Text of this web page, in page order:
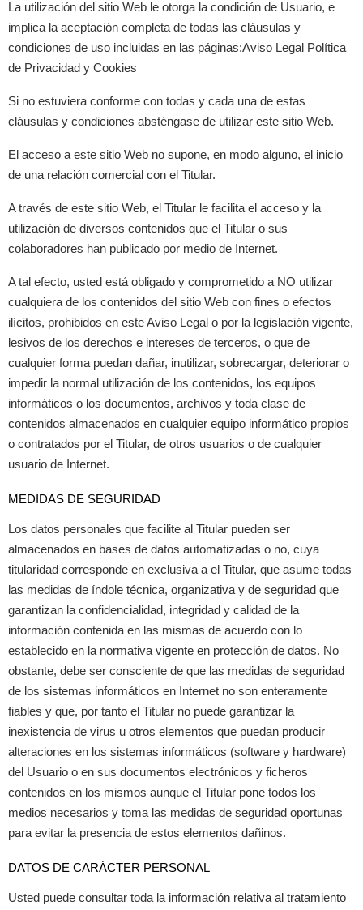
La utilización del sitio Web le otorga la condición de Usuario, e
implica la aceptación completa de todas las cláusulas y
condiciones de uso incluidas en las páginas:Aviso Legal Política
de Privacidad y Cookies
Si no estuviera conforme con todas y cada una de estas
cláusulas y condiciones absténgase de utilizar este sitio Web.
El acceso a este sitio Web no supone, en modo alguno, el inicio
de una relación comercial con el Titular.
A través de este sitio Web, el Titular le facilita el acceso y la
utilización de diversos contenidos que el Titular o sus
colaboradores han publicado por medio de Internet.
A tal efecto, usted está obligado y comprometido a NO utilizar
cualquiera de los contenidos del sitio Web con fines o efectos
ilícitos, prohibidos en este Aviso Legal o por la legislación vigente,
lesivos de los derechos e intereses de terceros, o que de
cualquier forma puedan dañar, inutilizar, sobrecargar, deteriorar o
impedir la normal utilización de los contenidos, los equipos
informáticos o los documentos, archivos y toda clase de
contenidos almacenados en cualquier equipo informático propios
o contratados por el Titular, de otros usuarios o de cualquier
usuario de Internet.
MEDIDAS DE SEGURIDAD
Los datos personales que facilite al Titular pueden ser
almacenados en bases de datos automatizadas o no, cuya
titularidad corresponde en exclusiva a el Titular, que asume todas
las medidas de índole técnica, organizativa y de seguridad que
garantizan la confidencialidad, integridad y calidad de la
información contenida en las mismas de acuerdo con lo
establecido en la normativa vigente en protección de datos. No
obstante, debe ser consciente de que las medidas de seguridad
de los sistemas informáticos en Internet no son enteramente
fiables y que, por tanto el Titular no puede garantizar la
inexistencia de virus u otros elementos que puedan producir
alteraciones en los sistemas informáticos (software y hardware)
del Usuario o en sus documentos electrónicos y ficheros
contenidos en los mismos aunque el Titular pone todos los
medios necesarios y toma las medidas de seguridad oportunas
para evitar la presencia de estos elementos dañinos.
DATOS DE CARÁCTER PERSONAL
Usted puede consultar toda la información relativa al tratamiento